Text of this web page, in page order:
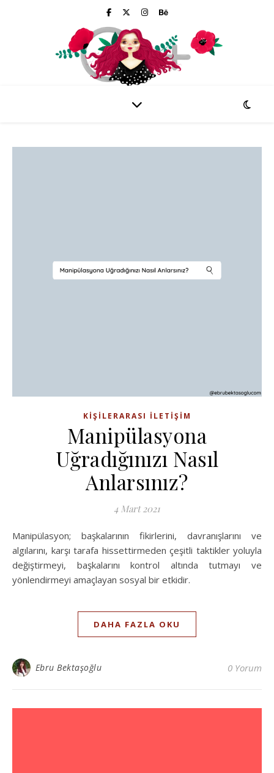
KIŞILERARASI İLETIŞIM
Manipülasyona
Uğradığınızı Nasıl
Anlarsınız?
4 Mart 2021
Manipülasyon; başkalarının fikirlerini, davranışlarını ve
algılarını, karşı tarafa hissettirmeden çeşitli taktikler yoluyla
değiştirmeyi, başkalarını kontrol altında tutmayı ve
yönlendirmeyi amaçlayan sosyal bir etkidir.
DAHA FAZLA OKU
Ebru Bektaşoğlu 0 Yorum